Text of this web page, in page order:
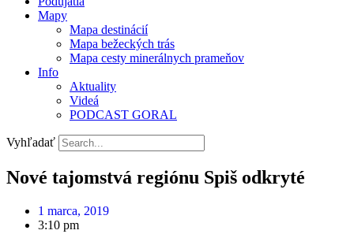
Mapy
Mapa destinácií
Mapa bežeckých trás
Mapa cesty minerálnych prameňov
Info
Aktuality
Videá
PODCAST GORAL
Vyhľadať
Nové tajomstvá regiónu Spiš odkryté
1 marca, 2019
3:10 pm